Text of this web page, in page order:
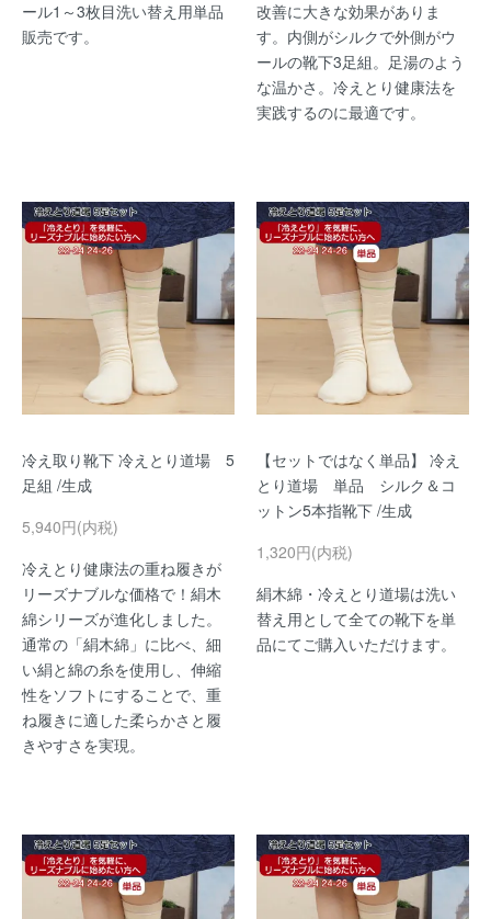
ール1～3枚目洗い替え用単品
販売です。
改善に大きな効果がありま
す。内側がシルクで外側がウ
ールの靴下3足組。足湯のよう
な温かさ。冷えとり健康法を
実践するのに最適です。
冷え取り靴下 冷えとり道場 5
足組 /生成
5,940円(内税)
冷えとり健康法の重ね履きが
リーズナブルな価格で！絹木
綿シリーズが進化しました。
通常の「絹木綿」に比べ、細
い絹と綿の糸を使用し、伸縮
性をソフトにすることで、重
ね履きに適した柔らかさと履
きやすさを実現。
【セットではなく単品】 冷え
とり道場 単品 シルク＆コ
ットン5本指靴下 /生成
1,320円(内税)
絹木綿・冷えとり道場は洗い
替え用として全ての靴下を単
品にてご購入いただけます。